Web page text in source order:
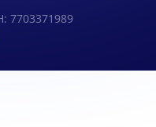
7703371989